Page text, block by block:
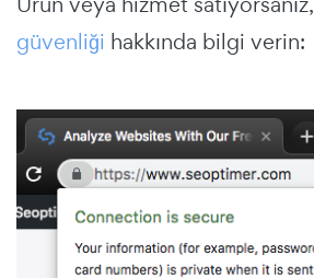
güvenliği hakkında bilgi verin: